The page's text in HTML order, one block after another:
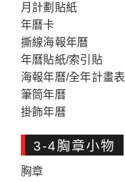
月計劃貼紙
年曆卡
撕線海報年曆
年曆貼紙/索引貼
海報年曆/全年計畫表
筆筒年曆
掛飾年曆
3-4胸章小物
胸章